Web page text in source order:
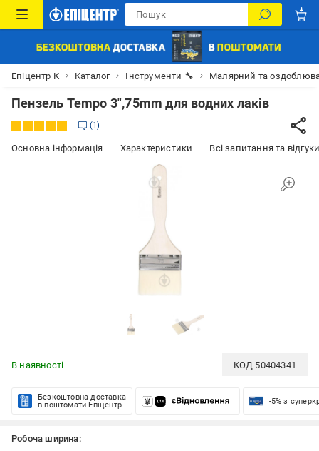
Епіцентр К Каталог Інструменти 🔧 Малярний та
Пензель Tempo 3",75mm для водних лаків
1
Основна інформація Характеристики Всі запитання та
В наявності КОД 50404341
Безкоштовна доставка
в поштомати Епіцентр
-5% з
Робоча ширина: